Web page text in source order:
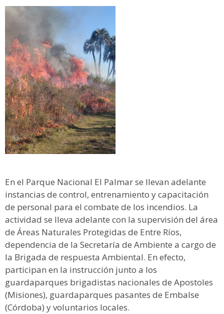
En el Parque Nacional El Palmar se llevan adelante
instancias de control, entrenamiento y capacitación
de personal para el combate de los incendios. La
actividad se lleva adelante con la supervisión del área
de Áreas Naturales Protegidas de Entre Ríos,
dependencia de la Secretaría de Ambiente a cargo de
la Brigada de respuesta Ambiental. En efecto,
participan en la instrucción junto a los
guardaparques brigadistas nacionales de Apostoles
(Misiones), guardaparques pasantes de Embalse
(Córdoba) y voluntarios locales.